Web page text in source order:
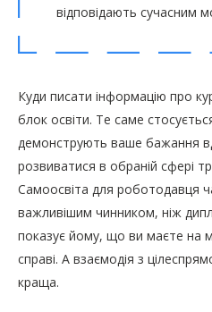
відповідають сучасним
Куди писати інформацію про
блок освіти. Те саме стосується
демонструють ваше бажання
розвиватися в обраній сфері
Самоосвіта для роботодавця
важливішим чинником, ніж
показує йому, що ви маєте на
справі. А взаємодія з
краща.